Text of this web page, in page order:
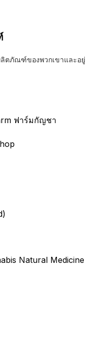
ลิตภัณฑ์ของพวกเขาและอยู่
ฟาร์มกัญชา
Natural Medicine